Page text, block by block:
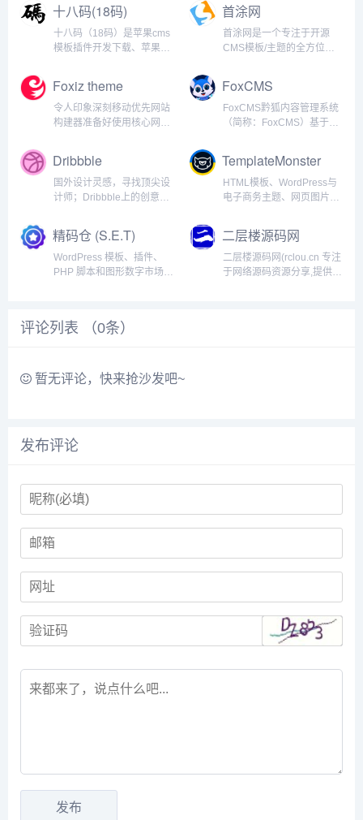
十八码(18码)
十八码（18码）是苹果cms
模板插件开发下载、苹果
videojs等M3U8播放器和
web播放器二次开发整合以
及建站前端开发技术交流源
首涂网
首涂网是一个专注于开源
CMS模板/主题的全方位购
流行的开源CMS平台,如
WordPress、ZBlog、苹果
CMS等。...
Foxiz theme
令人印象深刻移动优先网站
构建器准备好使用核心网页
何可想象的网站。这是专业
出版商的理想选择。100+拥
有100多个预设主页,One...
FoxCMS
FoxCMS黔狐内容管理系统
（简称：FoxCMS）基于
管理系统，集PC网站、手
机站、小程序于一体，具有
数据同步、操作简单、易扩
Dribbble
国外设计灵感，寻找顶尖设
计师；Dribbble上的创意专
地方。您发现和联系全球设
计师的最佳资源。Dribbble
成立于2009年，最初是一个
TemplateMonster
HTML模板、WordPress与
电子商务主题、网页图片以
由世界各地的专业人员开发
的网页设计产品。Template
Monster——数...
精码仓 (S.E.T)
WordPress 模板、插件、
PHP 脚本和图形数字市场
件、移动应用、图形等... ...
二层楼源码网
二层楼源码网(rclou.cn 专注
于网络源码资源分享,提供网
评论列表 （0条）
暂无评论，快来抢沙发吧~
发布评论